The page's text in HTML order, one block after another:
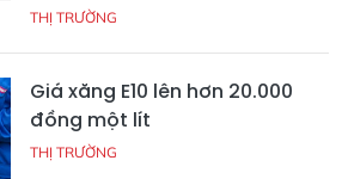
THỊ TRƯỜNG
Giá xăng E10 lên hơn 20.000
đồng một lít
THỊ TRƯỜNG